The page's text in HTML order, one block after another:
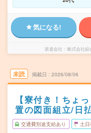
気になる!
派遣会社 株式会社綜
未読 掲載日 2026/08/06
【寮付き！ちょ
置の図面組立/日
交通費別途支給あり 土